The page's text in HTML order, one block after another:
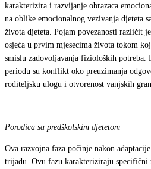
karakterizira i razvijanje obrazaca
na oblike emocionalnog vezivanja djeteta
života djeteta. Pojam povezanosti različit
osjeća u prvim mjesecima života tokom
smislu zadovoljavanja fizioloških
periodu su konflikt oko preuzimanja
roditeljsku ulogu i otvorenost vanjskih
Porodica sa predškolskim djetetom
Ova razvojna faza počinje nakon
trijadu. Ovu fazu karakteriziraju specifični